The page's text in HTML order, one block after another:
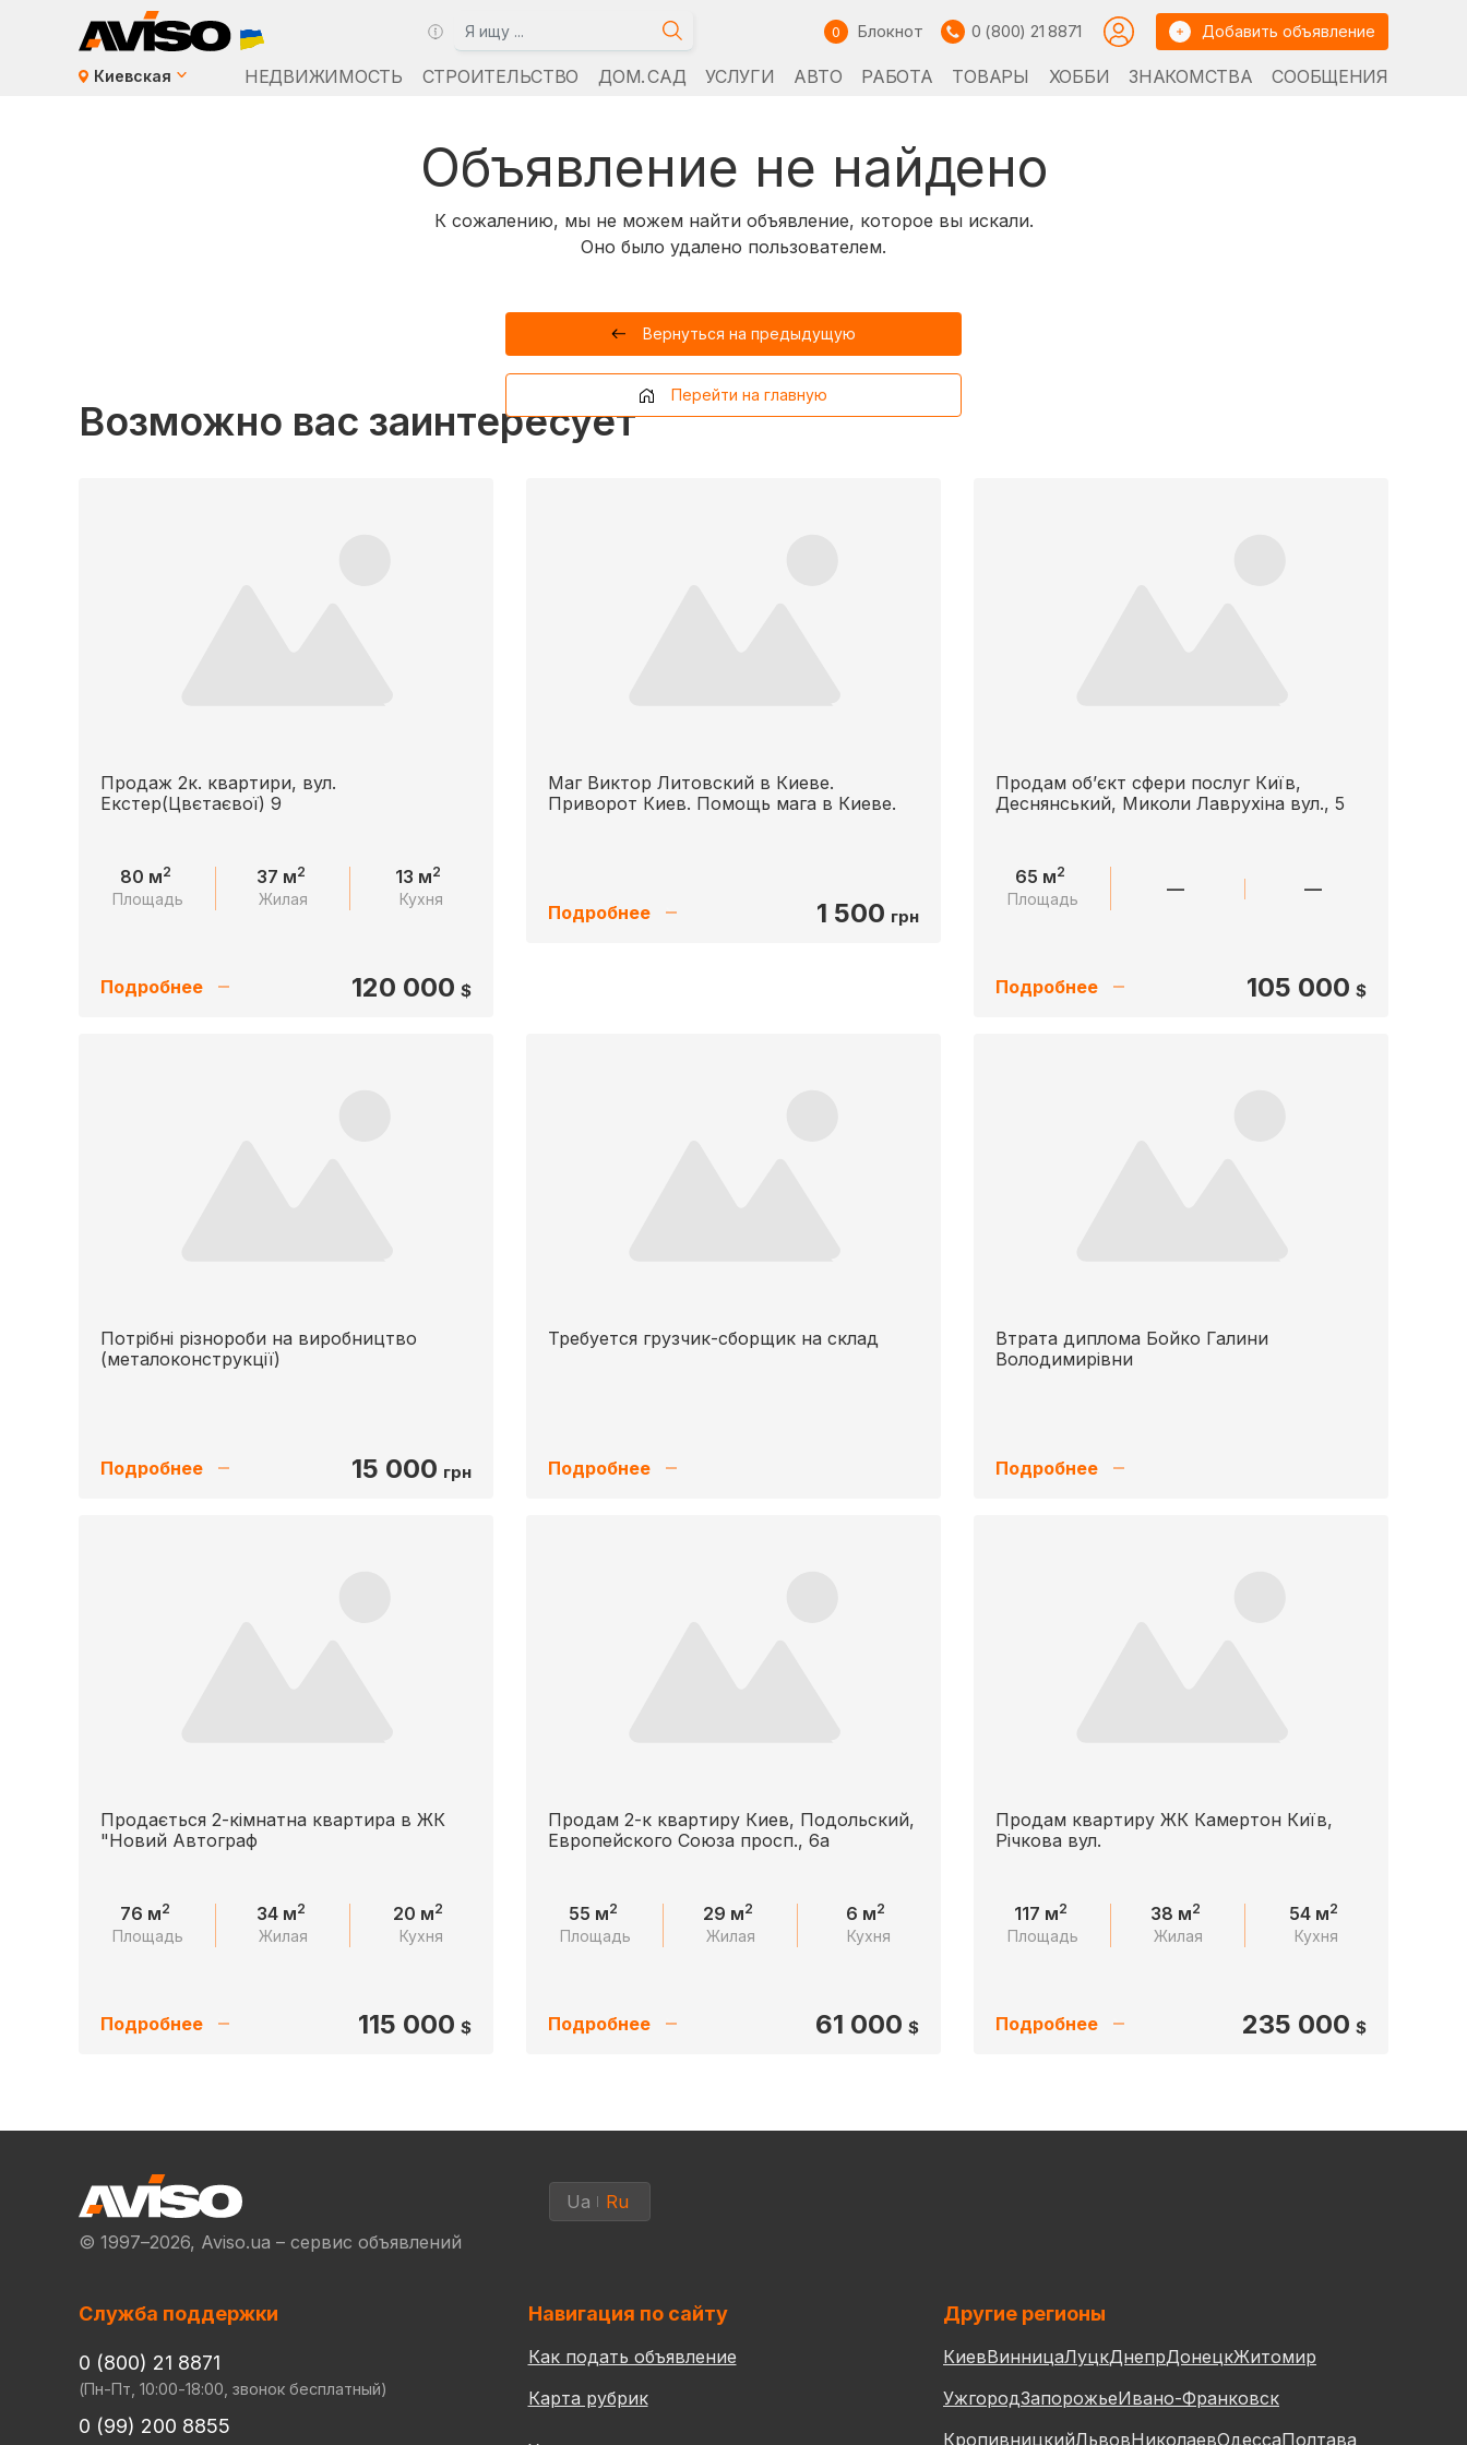
0 Блокнот 0 (800) 21 8871 Добавить объявление
Киевская НЕДВИЖИМОСТЬ СТРОИТЕЛЬСТВО ДОМ. САД УСЛУГИ АВТО РАБОТА ТОВАРЫ ХОББИ ЗНАКОМСТВА СООБЩЕНИЯ
Объявление не найдено
К сожалению, мы не можем найти объявление, которое вы искали.
Оно было удалено пользователем.
Вернуться на предыдущую
Перейти на главную
Возможно вас заинтересует
Продаж 2к. квартири, вул.
Екстер(Цвєтаєвої) 9
80 м2
Площадь
37 м2
Жилая
13 м2
Кухня
Подробнее 120 000 $
Маг Виктор Литовский в Киеве.
Приворот Киев. Помощь мага в Киеве.
Подробнее 1 500 грн
Продам об’єкт сфери послуг Київ,
Деснянський, Миколи Лаврухіна вул., 5
65 м2
Площадь — —
Подробнее 105 000 $
Потрібні різнороби на виробництво
(металоконструкції)
Подробнее 15 000 грн
Требуется грузчик-сборщик на склад
Подробнее
Втрата диплома Бойко Галини
Володимирівни
Подробнее
Продається 2-кімнатна квартира в ЖК
"Новий Автограф
76 м2
Площадь
34 м2
Жилая
20 м2
Кухня
Подробнее 115 000 $
Продам 2-к квартиру Киев, Подольский,
Европейского Союза просп., 6а
55 м2
Площадь
29 м2
Жилая
6 м2
Кухня
Подробнее 61 000 $
Продам квартиру ЖК Камертон Київ,
Річкова вул.
117 м2
Площадь
38 м2
Жилая
54 м2
Кухня
Подробнее 235 000 $
© 1997–2026, Aviso.ua – сервис объявлений
Ua Ru
Служба поддержки
0 (800) 21 8871
(Пн-Пт, 10:00-18:00, звонок бесплатный)
0 (99) 200 8855
Навигация по сайту
Как подать объявление
Карта рубрик
Другие регионы
КиевВинницаЛуцкДнепрДонецкЖитомир
УжгородЗапорожьеИвано-Франковск
КропивницкийЛьвовНиколаевОдессаПолтава